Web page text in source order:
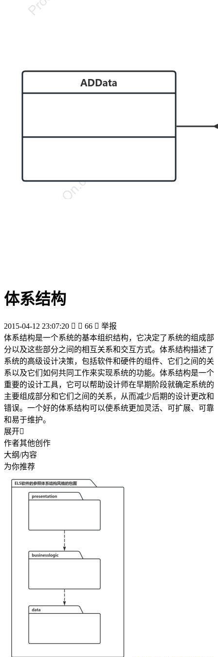
体系结构
2015-04-12 23:07:20   66  举报
体系结构是一个系统的基本组织结构，它决定了系统的组成部
分以及这些部分之间的相互关系和交互方式。体系结构描述了
系统的高级设计决策，包括软件和硬件的组件、它们之间的关
系以及它们如何共同工作来实现系统的功能。体系结构是一个
重要的设计工具，它可以帮助设计师在早期阶段就确定系统的
主要组成部分和它们之间的关系，从而减少后期的设计更改和
错误。一个好的体系结构可以使系统更加灵活、可扩展、可靠
和易于维护。
展开
作者其他创作
大纲/内容
为你推荐